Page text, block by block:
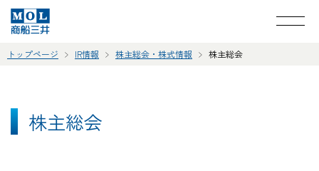
トップページ IR情報 株主総会・株式情報 株主総会
株主総会